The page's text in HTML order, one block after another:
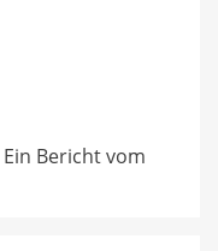
Ein Bericht vom